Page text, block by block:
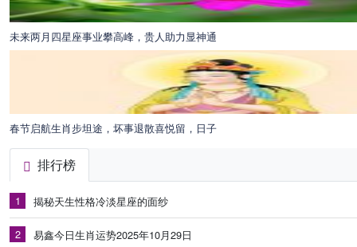
未来两月四星座事业攀高峰，贵人助力显神通
春节启航生肖步坦途，坏事退散喜悦留，日子
排行榜
1 揭秘天生性格冷淡星座的面纱
2 易鑫今日生肖运势2025年10月29日